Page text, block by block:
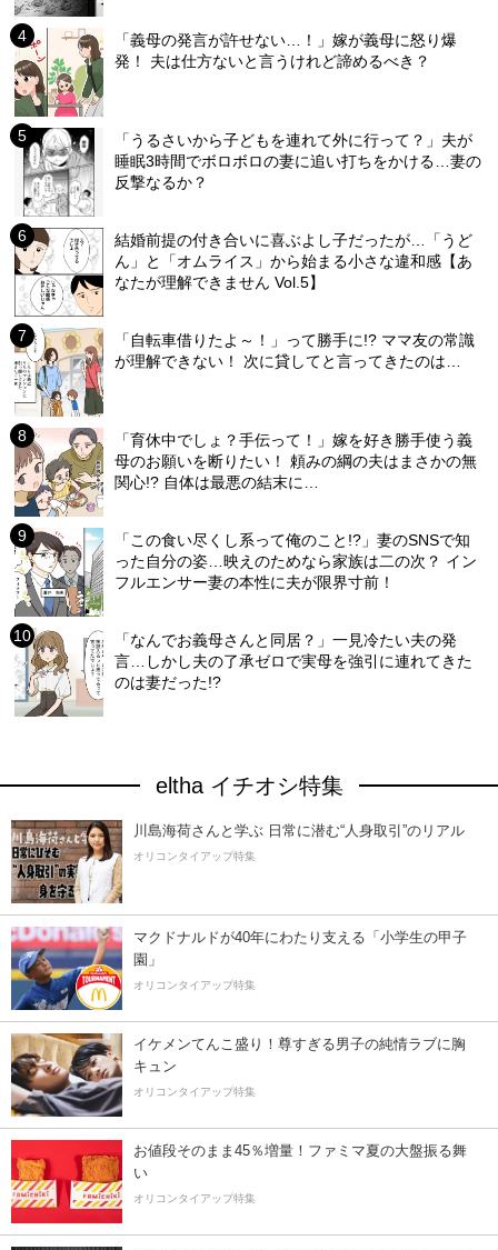
「義母の発言が許せない…！」嫁が義母に怒り爆
発！ 夫は仕方ないと言うけれど諦めるべき？
「うるさいから子どもを連れて外に行って？」夫が
睡眠3時間でボロボロの妻に追い打ちをかける…妻の
反撃なるか？
結婚前提の付き合いに喜ぶよし子だったが…「うど
ん」と「オムライス」から始まる小さな違和感【あ
なたが理解できません Vol.5】
「自転車借りたよ～！」って勝手に!? ママ友の常識
が理解できない！ 次に貸してと言ってきたのは…
「育休中でしょ？手伝って！」嫁を好き勝手使う義
母のお願いを断りたい！ 頼みの綱の夫はまさかの無
関心!? 自体は最悪の結末に…
「この食い尽くし系って俺のこと!?」妻のSNSで知
った自分の姿…映えのためなら家族は二の次？ イン
フルエンサー妻の本性に夫が限界寸前！
「なんでお義母さんと同居？」一見冷たい夫の発
言…しかし夫の了承ゼロで実母を強引に連れてきた
のは妻だった!?
eltha イチオシ特集
川島海荷さんと学ぶ 日常に潜む“人身取引”のリアル
オリコンタイアップ特集
マクドナルドが40年にわたり支える「小学生の甲子
園」
オリコンタイアップ特集
イケメンてんこ盛り！尊すぎる男子の純情ラブに胸
キュン
オリコンタイアップ特集
お値段そのまま45％増量！ファミマ夏の大盤振る舞
い
オリコンタイアップ特集